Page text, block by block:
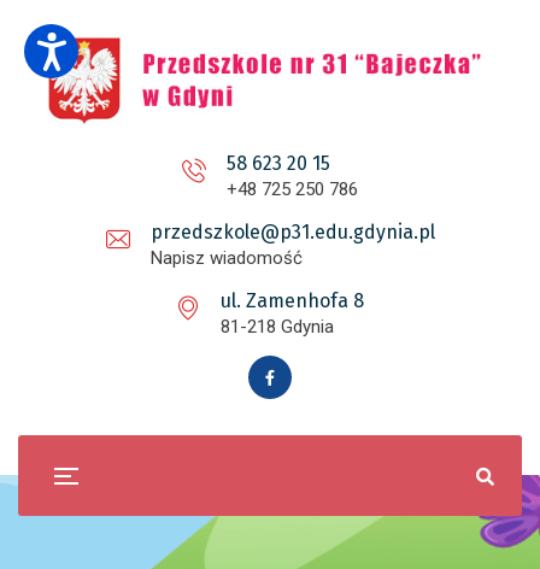
58 623 20 15
+48 725 250 786
przedszkole@p31.edu.gdynia.pl
Napisz wiadomość
ul. Zamenhofa 8
81-218 Gdynia